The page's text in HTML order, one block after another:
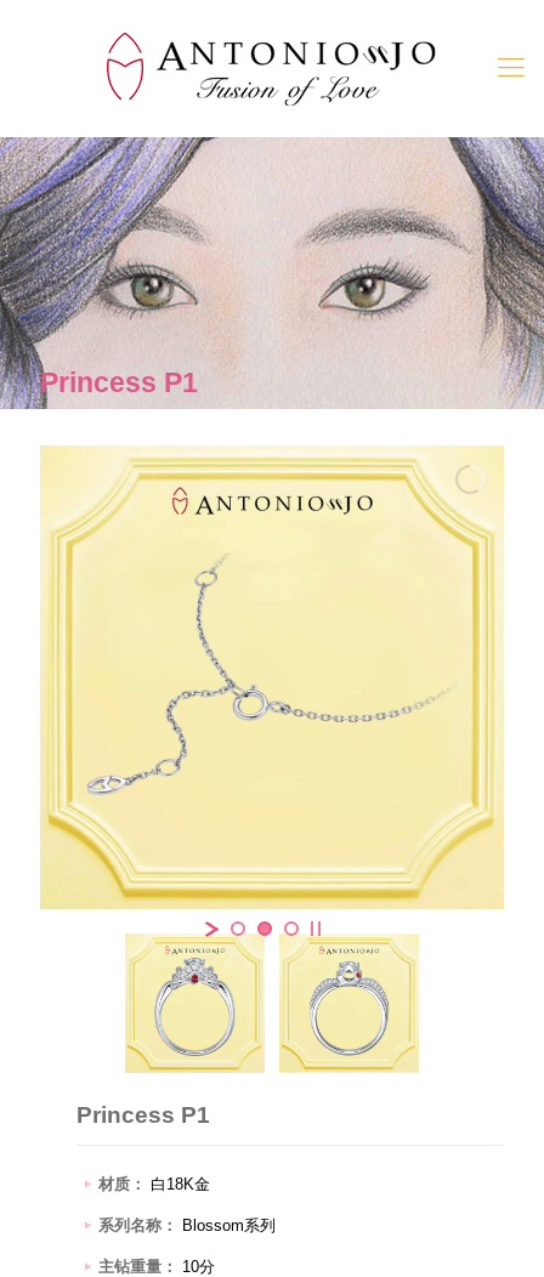
Princess P1
Princess P1
材质： 白18K金
系列名称： Blossom系列
主钻重量： 10分